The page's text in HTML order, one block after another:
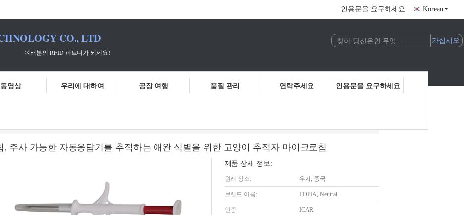
인용문을 요구하세요 Korean
CO., LTD
파트너가 되세요!
동영상 우리에 대하여 공장 여행 품질 관리 연락주세요 인용문을 요구하세요
, 주사 가능한 자동응답기를 추적하는 애완 식별을 위한 고양이 추적자 마이크로칩
제품 상세 정보:
원래 장소: 우시, 중국
브랜드 이름: FOFIA, Neutral
인증: ICAR